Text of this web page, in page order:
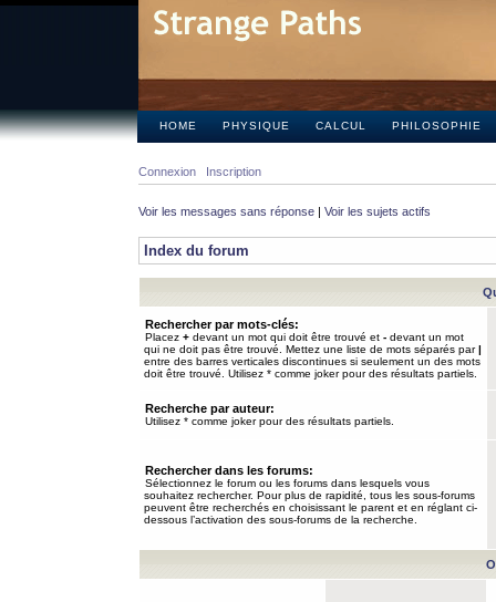
HOME PHYSIQUE CALCUL PHILOSOPHIE
Connexion Inscription
Voir les messages sans réponse | Voir les sujets actifs
Index du forum
Rechercher par mots-clés:
Placez + devant un mot qui doit être trouvé et - devant un mot
qui ne doit pas être trouvé. Mettez une liste de mots séparés par|
entre des barres verticales discontinues si seulement un des mots
doit être trouvé. Utilisez * comme joker pour des résultats partiels.
Recherche par auteur:
Utilisez * comme joker pour des résultats partiels.
Rechercher dans les forums:
Sélectionnez le forum ou les forums dans lesquels vous
souhaitez rechercher. Pour plus de rapidité, tous les sous-forums
peuvent être recherchés en choisissant le parent et en réglant ci-
dessous l’activation des sous-forums de la recherche.